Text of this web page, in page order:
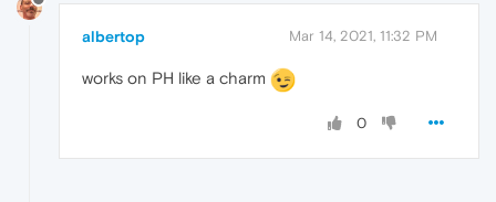
albertop Mar 14, 2021, 11:32 PM
works on PH like a charm
0